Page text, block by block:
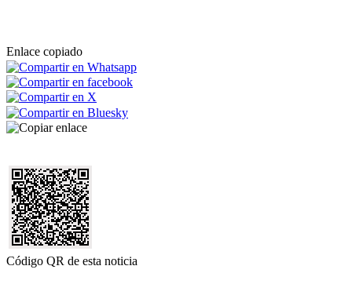
Enlace copiado
Código QR de esta noticia